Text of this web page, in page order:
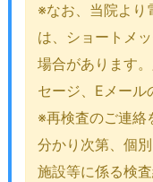
※なお、当院より
は、ショートメ
場合があります
セージ、Eメール
※再検査のご連絡
分かり次第、個
施設等に係る検